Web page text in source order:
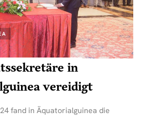
in
vereidigt
fand in Äquatorialguinea die